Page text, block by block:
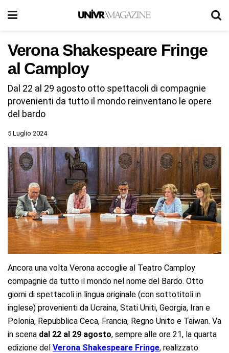
Verona Shakespeare Fringe
al Camploy
Dal 22 al 29 agosto otto spettacoli di compagnie
provenienti da tutto il mondo reinventano le opere
del bardo
5 Luglio 2024
Ancora una volta Verona accoglie al Teatro Camploy
compagnie da tutto il mondo nel nome del Bardo. Otto
giorni di spettacoli in lingua originale (con sottotitoli in
inglese) provenienti da Ucraina, Stati Uniti, Georgia, Iran e
Polonia, Repubblica Ceca, Francia, Regno Unito e Taiwan. Va
in scena dal 22 al 29 agosto, sempre alle ore 21, la quarta
edizione del Verona Shakespeare Fringe, realizzato